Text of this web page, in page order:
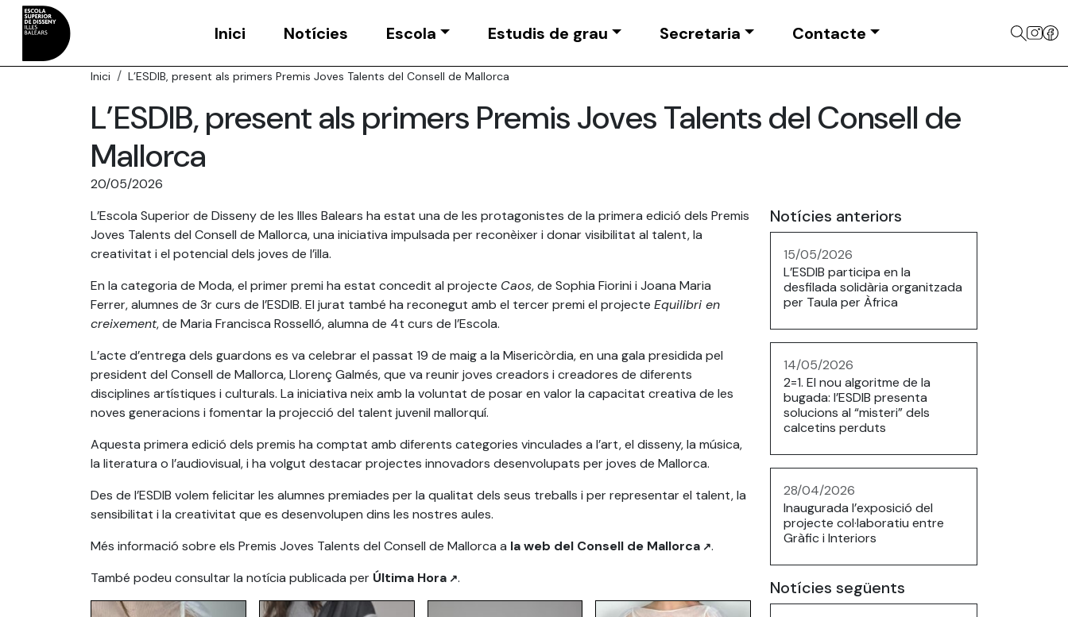
Inici Notícies Escola Estudis de grau Secretaria Contacte
Inici L’ESDIB, present als primers Premis Joves Talents del Consell de Mallorca
L’ESDIB, present als primers Premis Joves Talents del Consell de
Mallorca
20/05/2026
L’Escola Superior de Disseny de les Illes Balears ha estat una de les protagonistes de la primera edició dels Premis
Joves Talents del Consell de Mallorca, una iniciativa impulsada per reconèixer i donar visibilitat al talent, la
creativitat i el potencial dels joves de l’illa.
En la categoria de Moda, el primer premi ha estat concedit al projecte Caos, de Sophia Fiorini i Joana Maria
Ferrer, alumnes de 3r curs de l’ESDIB. El jurat també ha reconegut amb el tercer premi el projecte Equilibri en
creixement, de Maria Francisca Rosselló, alumna de 4t curs de l’Escola.
L’acte d’entrega dels guardons es va celebrar el passat 19 de maig a la Misericòrdia, en una gala presidida pel
president del Consell de Mallorca, Llorenç Galmés, que va reunir joves creadors i creadores de diferents
disciplines artístiques i culturals. La iniciativa neix amb la voluntat de posar en valor la capacitat creativa de les
noves generacions i fomentar la projecció del talent juvenil mallorquí.
Aquesta primera edició dels premis ha comptat amb diferents categories vinculades a l’art, el disseny, la música,
la literatura o l’audiovisual, i ha volgut destacar projectes innovadors desenvolupats per joves de Mallorca.
Des de l’ESDIB volem felicitar les alumnes premiades per la qualitat dels seus treballs i per representar el talent, la
sensibilitat i la creativitat que es desenvolupen dins les nostres aules.
Més informació sobre els Premis Joves Talents del Consell de Mallorca a la web del Consell de Mallorca
.
També podeu consultar la notícia publicada per Última Hora .
Notícies anteriors
15/05/2026
L’ESDIB participa en la
desfilada solidària organitzada
per Taula per Àfrica
14/05/2026
2=1. El nou algoritme de la
bugada: l’ESDIB presenta
solucions al “misteri” dels
calcetins perduts
28/04/2026
Inaugurada l’exposició del
projecte col·laboratiu entre
Gràfic i Interiors
Notícies següents